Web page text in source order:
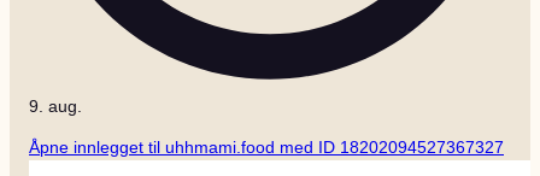
9. aug.
Åpne innlegget til uhhmami.food med ID 18202094527367327